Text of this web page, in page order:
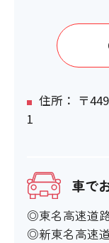
住所： 〒
1
車で
◎東名高速道
◎新東名高速